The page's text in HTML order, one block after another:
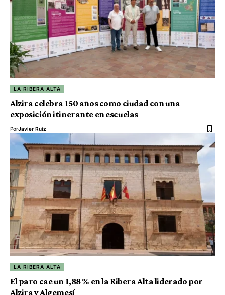
LA RIBERA ALTA
Alzira celebra 150 años como ciudad con una
exposición itinerante en escuelas
PorJavier Ruiz
LA RIBERA ALTA
El paro cae un 1,88 % en la Ribera Alta liderado por
Alzira y Algemesí